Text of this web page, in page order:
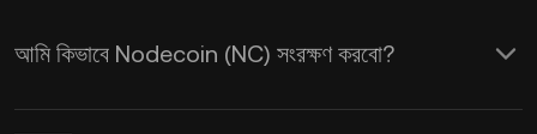
আমি কিভাবে Nodecoin (NC) সংরক্ষণ করবো?